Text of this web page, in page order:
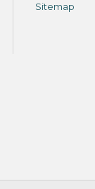
Sitemap